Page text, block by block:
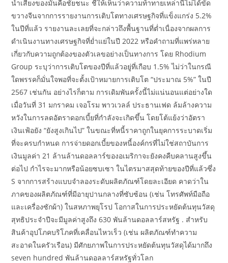
น้ำเสียงของมันคือชัยชนะ ชี้ให้เห็นว่าความท้าทายเหล่านี้ไม่ได้ขัด
ขวางจีนจากการรายงานการเติบโตทางเศรษฐกิจที่แข็งแกร่ง 5.2%
ในปีที่แล้ว รายงานละเลยที่จะกล่าวถึงพื้นฐานที่ต่ำเนื่องจากผลการ
ดำเนินงานทางเศรษฐกิจที่ย่ำแย่ในปี 2022 หรือคำถามที่แพร่หลาย
เกี่ยวกับความถูกต้องของตัวเลขอย่างเป็นทางการ โดย Rhodium
Group ระบุว่าการเติบโตของปีที่แล้วอยู่ที่เกือบ 1.5% ไม่ว่าในกรณี
ใดพรรคก็มั่นใจพอที่จะตั้งเป้าหมายการเติบโต “ประมาณ 5%” ในปี
2567 เช่นกัน อย่างไรก็ตาม การเดิมพันครั้งนี้ไม่แน่นอนแต่อย่างใด
เมื่อวันที่ 31 มกราคม เจอโรม พาวเวลล์ ประธานเฟด ล้มล้างความ
หวังในการลดอัตราดอกเบี้ยที่กำลังจะเกิดขึ้น โดยโต้แย้งว่าอัตรา
เงินเฟ้อยัง “ยังสูงเกินไป” ในขณะที่หนี้ราคาถูกในยุคการระบาดเริ่ม
ที่จะครบกำหนด การจ่ายดอกเบี้ยของหนี้องค์กรที่ไม่ใช่สถาบันการ
เงินมูลค่า 21 ล้านล้านดอลลาร์ของอเมริกาจะยังคงคืบคลานสูงขึ้น
ต่อไป กำไรจะมากหรือน้อยซบเซา ในไตรมาสสุดท้ายของปีที่แล้วซึ่ง
S จากการสร้างแบบจำลองระดับผลิตภัณฑ์โดยละเอียด คาดว่าใน
ภาคของผลิตภัณฑ์ที่มีอายุปานกลางที่ซับซ้อน (เช่น โทรศัพท์มือถือ
และเครื่องซักผ้า) ในสหภาพยุโรป โอกาสในการประหยัดต้นทุนวัสดุ
สุทธิประจำปีจะมีมูลค่าสูงถึง 630 พันล้านดอลลาร์สหรัฐ . สำหรับ
สินค้าอุปโภคบริโภคที่เคลื่อนไหวเร็ว (เช่น ผลิตภัณฑ์ทำความ
สะอาดในครัวเรือน) มีศักยภาพในการประหยัดต้นทุนวัสดุได้มากถึง
seven hundred พันล้านดอลลาร์สหรัฐทั่วโลก